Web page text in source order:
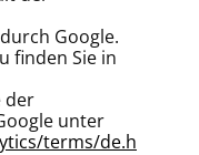
Google.
finden Sie in
der
unter
terms/de.h